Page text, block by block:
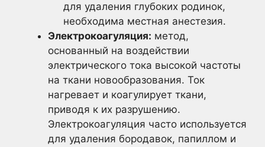
для удаления глубоких родинок,
необходима местная анестезия.
Электрокоагуляция: метод,
основанный на воздействии
электрического тока высокой частоты
на ткани новообразования. Ток
нагревает и коагулирует ткани,
приводя к их разрушению.
Электрокоагуляция часто используется
для удаления бородавок, папиллом и